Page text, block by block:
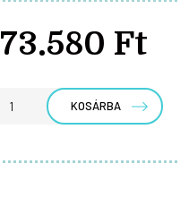
73.580 Ft
KOSÁRBA